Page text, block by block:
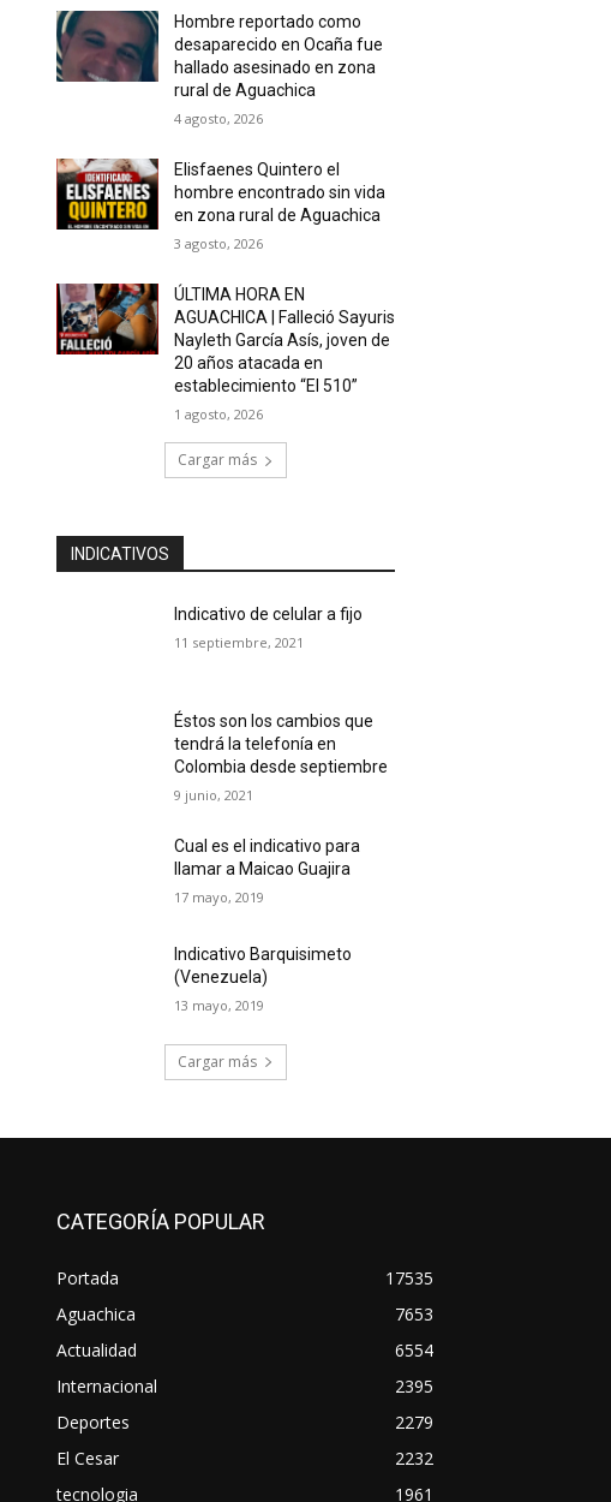
Hombre reportado como
desaparecido en Ocaña fue
hallado asesinado en zona
rural de Aguachica
4 agosto, 2026
Elisfaenes Quintero el
hombre encontrado sin vida
en zona rural de Aguachica
3 agosto, 2026
ÚLTIMA HORA EN
AGUACHICA | Falleció Sayuris
Nayleth García Asís, joven de
20 años atacada en
establecimiento “El 510”
1 agosto, 2026
Cargar más
INDICATIVOS
Indicativo de celular a fijo
11 septiembre, 2021
Éstos son los cambios que
tendrá la telefonía en
Colombia desde septiembre
9 junio, 2021
Cual es el indicativo para
llamar a Maicao Guajira
17 mayo, 2019
Indicativo Barquisimeto
(Venezuela)
13 mayo, 2019
Cargar más
CATEGORÍA POPULAR
Portada
17535
Aguachica
7653
Actualidad
6554
Internacional
2395
Deportes
2279
El Cesar
2232
tecnologia
1961